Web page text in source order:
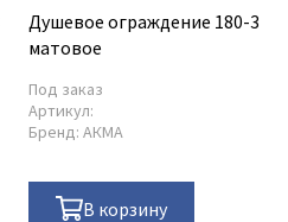
Душевое ограждение 180-3
матовое
Под заказ
Артикул:
Бренд: АКМА
В корзину